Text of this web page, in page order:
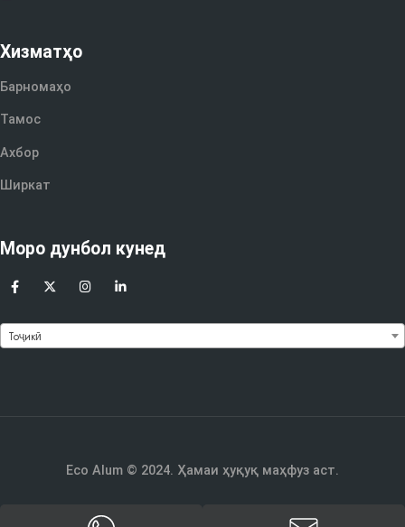
Хизматҳо
Барномаҳо
Тамос
Ахбор
Ширкат
Моро дунбол кунед
Тоҷикӣ
Eco Alum © 2024. Ҳамаи ҳуқуқ маҳфуз аст.